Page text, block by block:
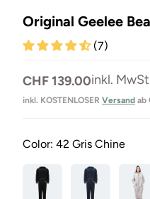
Original Geelee
(7)
Normaler
Preis
CHF 139.00inkl.
inkl. KOSTENLOSER Versand ab
Color: 42 Gris Chine